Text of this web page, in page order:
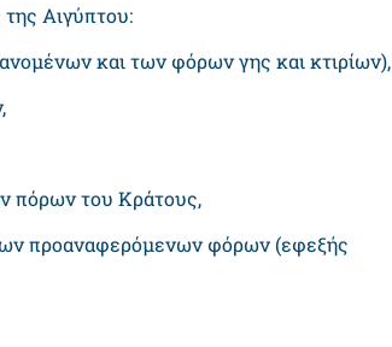
Αιγύπτου:
και των φόρων γης και κτιρίων),
πόρων του Κράτους,
προαναφερόμενων φόρων (εφεξής